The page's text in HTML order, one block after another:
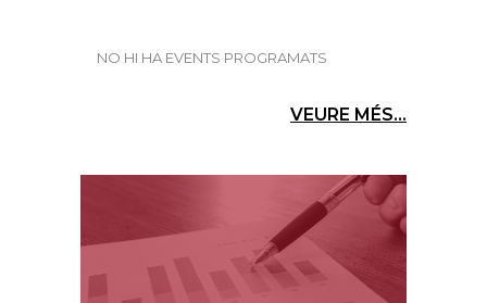
NO HI HA EVENTS PROGRAMATS
VEURE MÉS...